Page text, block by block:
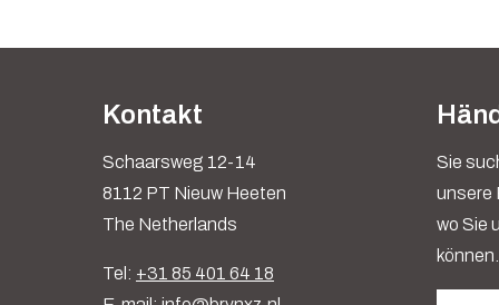
Kontakt
Schaarsweg 12-14
8112 PT Nieuw Heeten
The Netherlands
Tel: +31 85 401 64 18
Sie
unsere
wo Sie
können.